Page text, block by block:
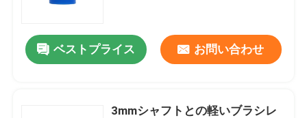
ベストプライス お問い合わせ
3mmシャフトとの軽いブラシレ